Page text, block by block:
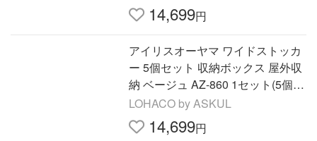
14,699円
アイリスオーヤマ ワイドストッカ
ー 5個セット 収納ボックス 屋外収
納 ベージュ AZ-860 1セット(5個)
（直送品）
LOHACO by ASKUL
14,699円